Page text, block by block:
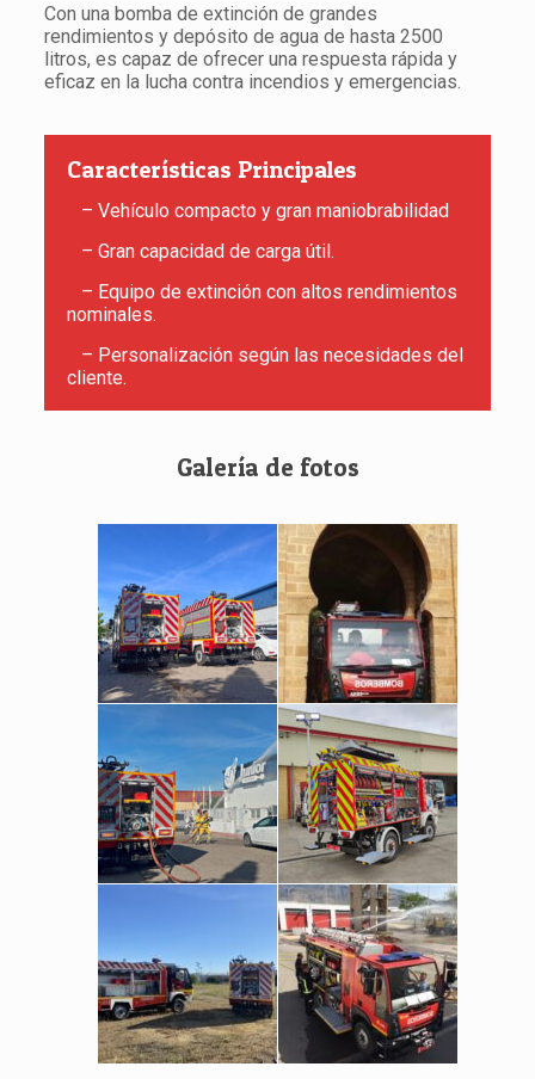
Con una bomba de extinción de grandes
rendimientos y depósito de agua de hasta 2500
litros, es capaz de ofrecer una respuesta rápida y
eficaz en la lucha contra incendios y emergencias.
Características Principales
– Vehículo compacto y gran maniobrabilidad
– Gran capacidad de carga útil.
– Equipo de extinción con altos rendimientos
nominales.
– Personalización según las necesidades del
cliente.
Galería de fotos